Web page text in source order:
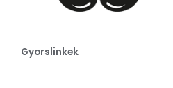
Gyorslinkek